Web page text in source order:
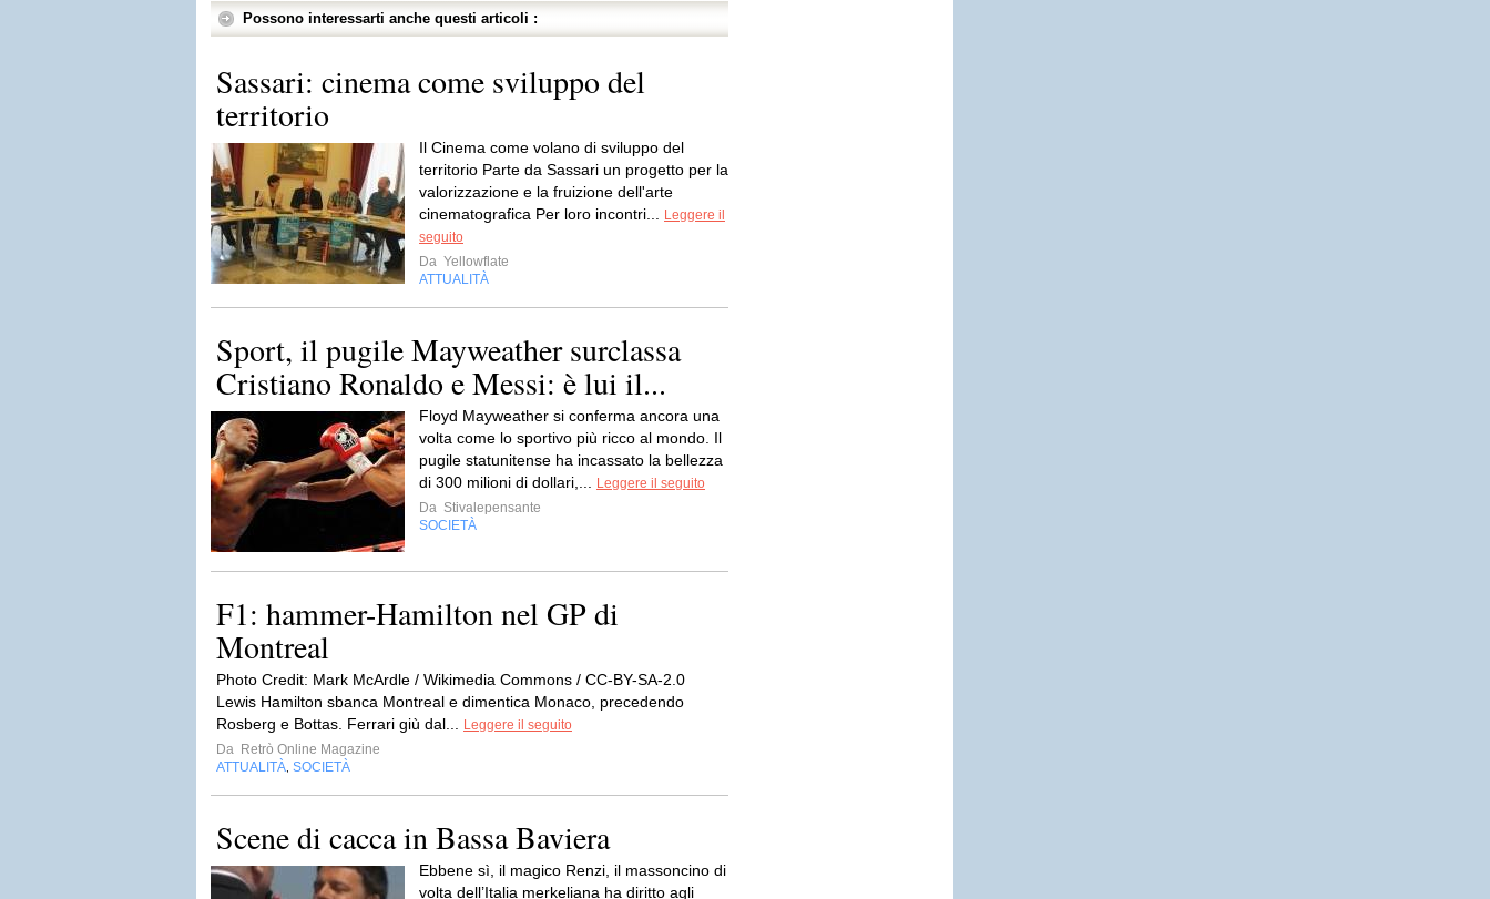
Possono interessarti anche questi articoli :
Sassari: cinema come sviluppo del
territorio
Il Cinema come volano di sviluppo del
territorio Parte da Sassari un progetto per la
valorizzazione e la fruizione dell'arte
cinematografica Per loro incontri...
Leggere il
seguito
Da Yellowflate
ATTUALITÀ
Sport, il pugile Mayweather surclassa
Cristiano Ronaldo e Messi: è lui il...
Floyd Mayweather si conferma ancora una
volta come lo sportivo più ricco al mondo. Il
pugile statunitense ha incassato la bellezza
di 300 milioni di dollari,...
Leggere il seguito
Da Stivalepensante
SOCIETÀ
F1: hammer-Hamilton nel GP di
Montreal
Photo Credit: Mark McArdle / Wikimedia Commons / CC-BY-SA-2.0
Lewis Hamilton sbanca Montreal e dimentica Monaco, precedendo
Rosberg e Bottas. Ferrari giù dal...
Leggere il seguito
Da Retrò Online Magazine
ATTUALITÀ SOCIETÀ
Scene di cacca in Bassa Baviera
Ebbene sì, il magico Renzi, il massoncino di
volta dell’Italia merkeliana ha diritto agli